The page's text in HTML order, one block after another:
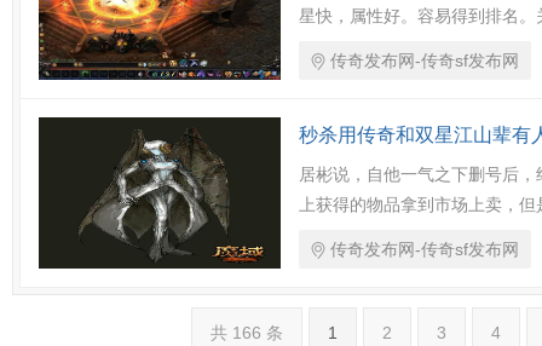
星快，属性好。容易得到排名
传奇发布网-传奇sf发布网
秒杀用传奇和双星江山辈有
居彬说，自他一气之下删号后
上获得的物品拿到市场上卖，
传奇发布网-传奇sf发布网
共 166 条 1 2 3 4